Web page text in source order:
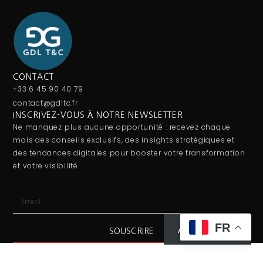
CONTACT
+33 6 45 90 40 79
contact@gdltc.fr
INSCRIVEZ-VOUS À NOTRE NEWSLETTER
Ne manquez plus aucune opportunité : recevez chaque
mois des conseils exclusifs, des insights stratégiques et
des tendances digitales pour booster votre transformation
et votre visibilité.
SOUSCRIRE FR
Abonnez-vous